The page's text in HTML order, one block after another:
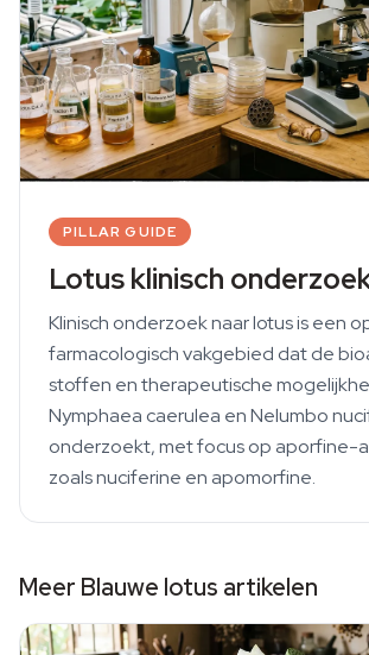
PILLAR GUIDE
Lotus klinisch
Klinisch onderzoek naar lotus is een
farmacologisch vakgebied dat de
stoffen en therapeutische
Nymphaea caerulea en Nelumbo
onderzoekt, met focus op aporfine-
zoals nuciferine en apomorfine.
Meer Blauwe lotus artikelen